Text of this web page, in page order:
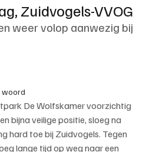
woord
Zuidvogels-VVOG
weer volop aanwezig bij
De Wolfskamer voorzichtig
bijna veilige positie, sloeg na
hard toe bij Zuidvogels. Tegen
lange tijd op weg naar een